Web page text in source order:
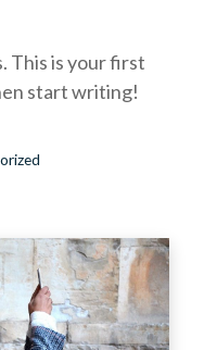
This is your first
start writing!